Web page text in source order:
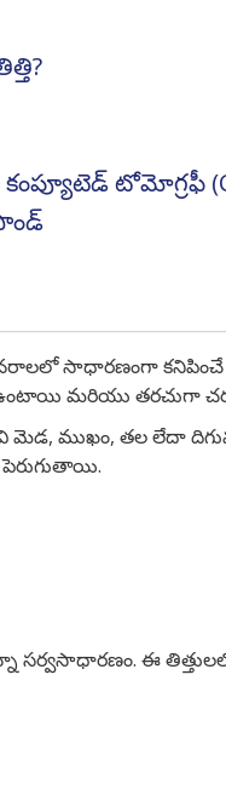
టోమోగ్రఫీ
నరాలలో సాధారణంగా
ఉంటాయి మరియు తరచుగా
మెడ, ముఖం, తల లేదా
సర్వసాధారణం. ఈ